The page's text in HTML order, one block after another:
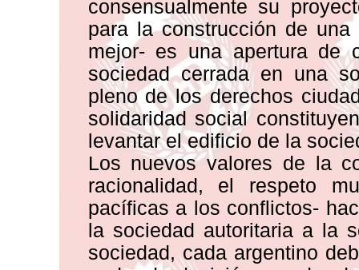
consensualmente su
para la construcción de
mejor- es una apertura de
sociedad cerrada en una
pleno de los derechos
solidaridad social
levantar el edificio de la
Los nuevos valores de la
racionalidad, el respeto
pacíficas a los conflictos-
la sociedad autoritaria a la
sociedad, cada argentino